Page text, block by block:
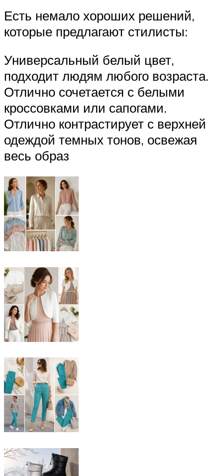
Есть немало хороших решений,
которые предлагают стилисты:
Универсальный белый цвет,
подходит людям любого возраста.
Отлично сочетается с белыми
кроссовками или сапогами.
Отлично контрастирует с верхней
одеждой темных тонов, освежая
весь образ